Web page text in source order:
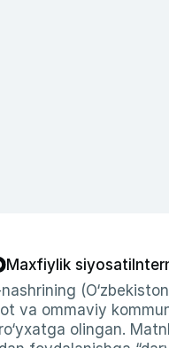
Maxfiylik siyosati
va ommaviy
olingan.